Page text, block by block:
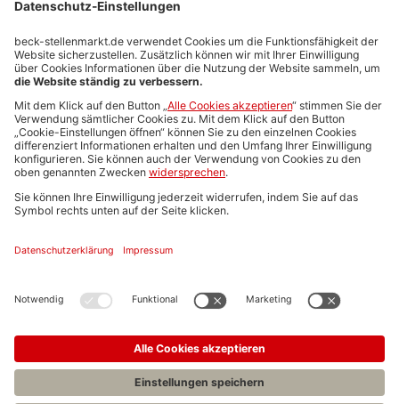
Stellenmarktpreise
Anzeigen-AGB
Media-Daten
Newsletteranmeldung
Produktübersicht
ALLGEMEIN
FAQs
Impressum
Stellenangebote C.H.BECK